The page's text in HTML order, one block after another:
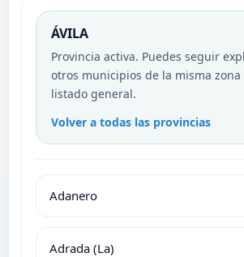
ÁVILA
Provincia activa. Puedes seguir
otros municipios de la misma zona
listado general.
Volver a todas las provincias
Adanero
Adrada (La)